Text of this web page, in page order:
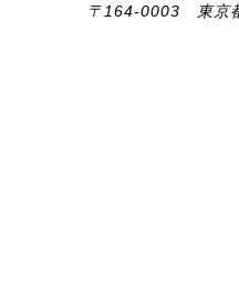
〒164-0003 東京